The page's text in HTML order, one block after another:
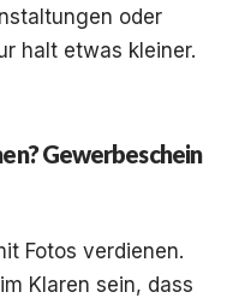
oder
halt etwas kleiner.
Gewerbeschein
Fotos verdienen.
Klaren sein, dass